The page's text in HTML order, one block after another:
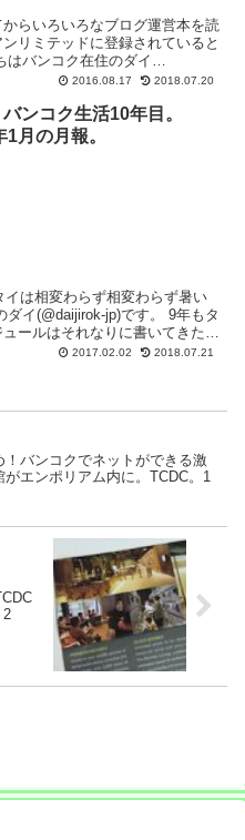
らいろいろなブログ運営本を読
リミテッドに登録されていると
はバンコク在住のダイ
のでちょっ...2016.08.17 2018.07.20
ンコク生活10年目。
1月の月報。
は相変わらず相変わらず暑い
イ(@daijirok-jp)です。 9年もタ
ールはそれなりに書いてきたも
2017.02.02 2018.07.21
！バンコクでネットができる激
がエンポリアム内に。TCDC。1
2